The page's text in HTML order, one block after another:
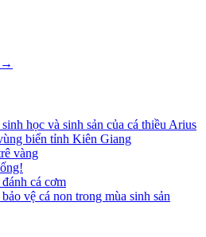
→
học và sinh sản của cá thiều Arius
biển tỉnh Kiên Giang
vàng
cá cơm
vệ cá non trong mùa sinh sản